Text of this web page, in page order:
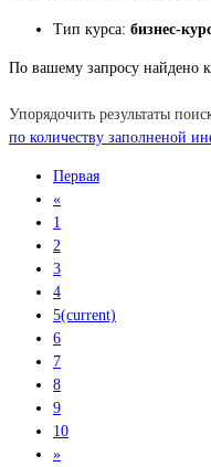
Тип курса: бизнес-
По вашему запросу найдено
Упорядочить результаты
по количеству заполненой
Первая
«
1
2
3
4
5(current)
6
7
8
9
10
»